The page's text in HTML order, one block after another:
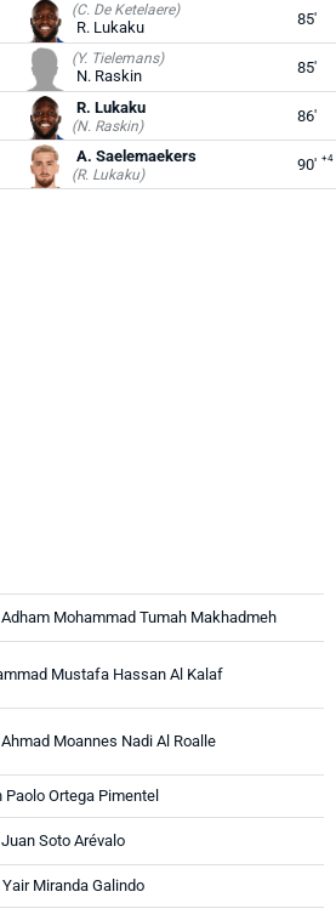
(C. De Ketelaere)
R. Lukaku 85'
(Y. Tielemans)
N. Raskin 85'
R. Lukaku
(N. Raskin)
86'
A. Saelemaekers
(R. Lukaku)
90' +4
Adham Mohammad Tumah Makhadmeh
Mustafa Hassan Al Kalaf
Ahmad Moannes Nadi Al Roalle
Paolo Ortega Pimentel
Juan Soto Arévalo
Yair Miranda Galindo